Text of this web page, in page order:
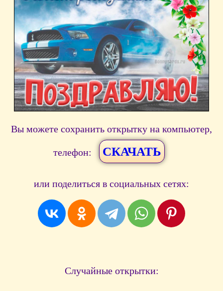
Вы можете сохранить открытку на компьютер,
телефон: СКАЧАТЬ
или поделиться в социальных сетях:
Случайные открытки: